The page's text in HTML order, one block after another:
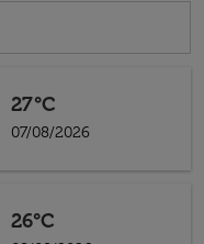
27°C
07/08/2026
26°C